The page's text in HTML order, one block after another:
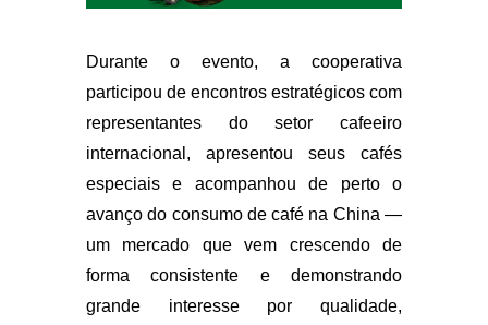
Durante o evento, a cooperativa
participou de encontros estratégicos com
representantes do setor cafeeiro
internacional, apresentou seus cafés
especiais e acompanhou de perto o
avanço do consumo de café na China —
um mercado que vem crescendo de
forma consistente e demonstrando
grande interesse por qualidade,